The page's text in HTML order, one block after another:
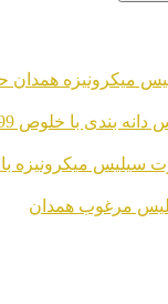
میکرونیزه همدان
دانه بندی با خلوص 99%
سیلیس میکرونیزه
مرغوب همدان